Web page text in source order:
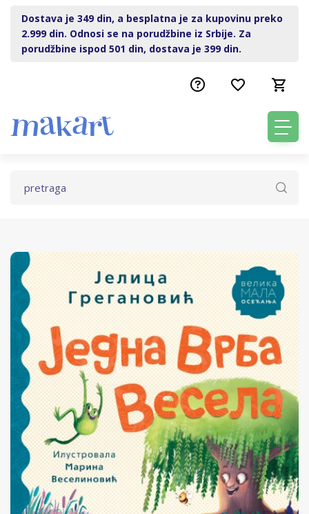
Dostava je 349 din, a besplatna je za kupovinu preko
2.999 din. Odnosi se na porudžbine iz Srbije. Za
porudžbine ispod 501 din, dostava je 399 din.